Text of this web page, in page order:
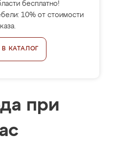
бесплатно!
10% от стоимости
В КАТАЛОГ
при